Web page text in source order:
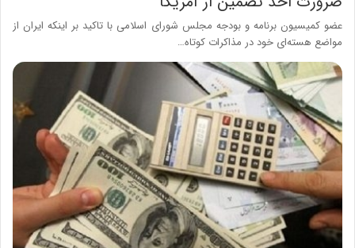
عضو کمیسیون برنامه و بودجه مجلس شورای اسلامی با تاکید بر اینکه ایران از
مواضع هسته‌ای خود در مذاکرات کوتاه…